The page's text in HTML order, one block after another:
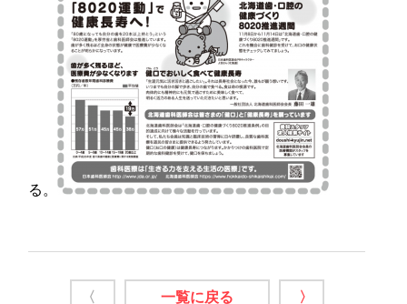
る。
〈 一覧に戻る 〉